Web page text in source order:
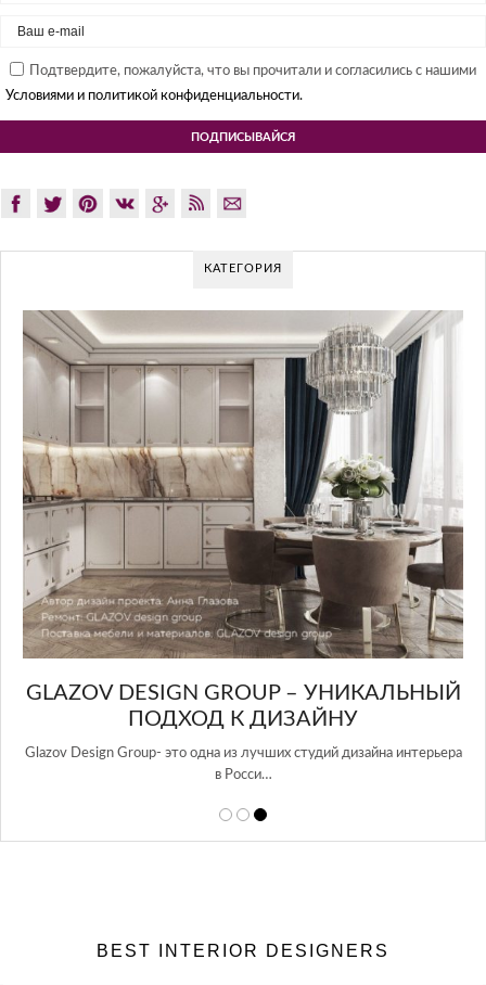
Подтвердите, пожалуйста, что вы прочитали и согласились с нашими
Условиями и политикой конфиденциальности.
КАТЕГОРИЯ
GLAZOV DESIGN GROUP – УНИКАЛЬНЫЙ
ПОДХОД К ДИЗАЙНУ
Glazov Design Group- это одна из лучших студий дизайна интерьера
в Росси…
BEST INTERIOR DESIGNERS